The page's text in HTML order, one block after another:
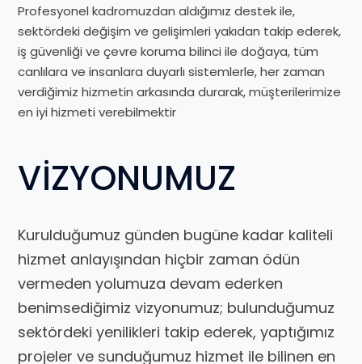
Profesyonel kadromuzdan aldığımız destek ile,
sektördeki değişim ve gelişimleri yakıdan takip ederek,
iş güvenliği ve çevre koruma bilinci ile doğaya, tüm
canlılara ve insanlara duyarlı sistemlerle, her zaman
verdiğimiz hizmetin arkasında durarak, müşterilerimize
en iyi hizmeti verebilmektir
VİZYONUMUZ
Kurulduğumuz günden bugüne kadar kaliteli
hizmet anlayışından hiçbir zaman ödün
vermeden yolumuza devam ederken
benimsediğimiz vizyonumuz; bulunduğumuz
sektördeki yenilikleri takip ederek, yaptığımız
projeler ve sunduğumuz hizmet ile bilinen en